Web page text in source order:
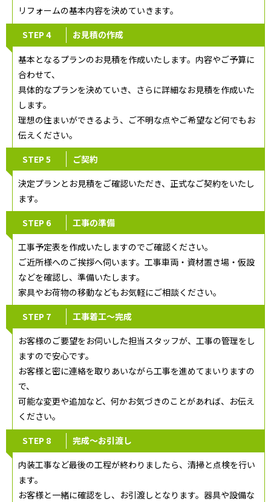
リフォームの基本内容を決めていきます。
STEP 4 お見積の作成
基本となるプランのお見積を作成いたします。内容やご予算に
合わせて、
具体的なプランを決めていき、さらに詳細なお見積を作成いた
します。
理想の住まいができるよう、ご不明な点やご希望など何でもお
伝えください。
STEP 5 ご契約
決定プランとお見積をご確認いただき、正式なご契約をいたし
ます。
STEP 6 工事の準備
工事予定表を作成いたしますのでご確認ください。
ご近所様へのご挨拶へ伺います。工事車両・資材置き場・仮設
などを確認し、準備いたします。
家具やお荷物の移動などもお気軽にご相談ください。
STEP 7 工事着工～完成
お客様のご要望をお伺いした担当スタッフが、工事の管理をし
ますので安心です。
お客様と密に連絡を取りあいながら工事を進めてまいりますの
で、
可能な変更や追加など、何かお気づきのことがあれば、お伝え
ください。
STEP 8 完成～お引渡し
内装工事など最後の工程が終わりましたら、清掃と点検を行い
ます。
お客様と一緒に確認をし、お引渡しとなります。器具や設備な